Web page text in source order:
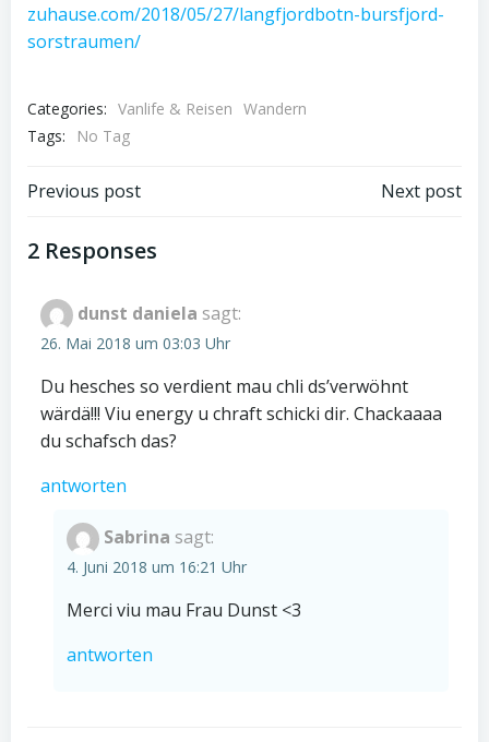
zuhause.com/2018/05/27/langfjordbotn-bursfjord-
sorstraumen/
Categories: Vanlife & Reisen Wandern
Tags:
No Tag
Post
navigation
Previous post Next post
2 Responses
dunst daniela sagt:
26. Mai 2018 um 03:03 Uhr
Du hesches so verdient mau chli ds’verwöhnt
wärdä!!! Viu energy u chraft schicki dir. Chackaaaa
du schafsch das?
antworten
Sabrina sagt:
4. Juni 2018 um 16:21 Uhr
Merci viu mau Frau Dunst <3
antworten